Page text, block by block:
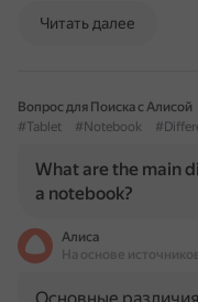
Читать далее
Вопрос для Поиска с Алисой
#Tablet
#Notebook
What are the main
a notebook?
Алиса
На основе